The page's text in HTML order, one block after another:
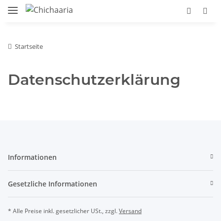
Startseite
Datenschutzerklärung
Informationen
Gesetzliche Informationen
* Alle Preise inkl. gesetzlicher USt., zzgl.Versand